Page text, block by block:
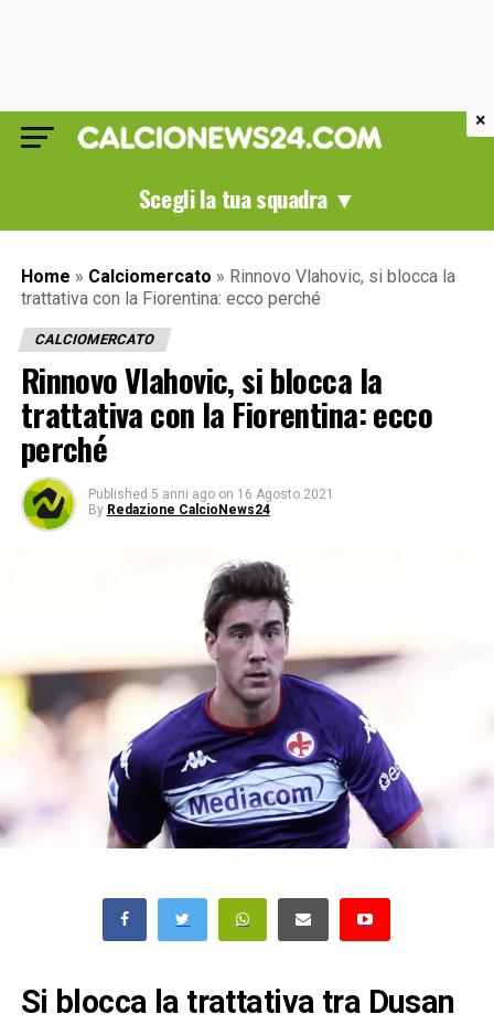
Scegli la tua squadra ▼
Home » Calciomercato » Rinnovo Vlahovic, si blocca la
trattativa con la Fiorentina: ecco perché
CALCIOMERCATO
Rinnovo Vlahovic, si blocca la
trattativa con la Fiorentina: ecco
perché
Published 5 anni ago on 16 Agosto 2021
By Redazione CalcioNews24
Si blocca la trattativa tra Dusan
×